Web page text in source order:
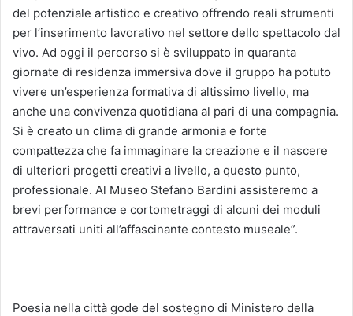
del potenziale artistico e creativo offrendo reali strumenti
per l’inserimento lavorativo nel settore dello spettacolo dal
vivo. Ad oggi il percorso si è sviluppato in quaranta
giornate di residenza immersiva dove il gruppo ha potuto
vivere un’esperienza formativa di altissimo livello, ma
anche una convivenza quotidiana al pari di una compagnia.
Si è creato un clima di grande armonia e forte
compattezza che fa immaginare la creazione e il nascere
di ulteriori progetti creativi a livello, a questo punto,
professionale. Al Museo Stefano Bardini assisteremo a
brevi performance e cortometraggi di alcuni dei moduli
attraversati uniti all’affascinante contesto museale”.
Poesia nella città gode del sostegno di Ministero della